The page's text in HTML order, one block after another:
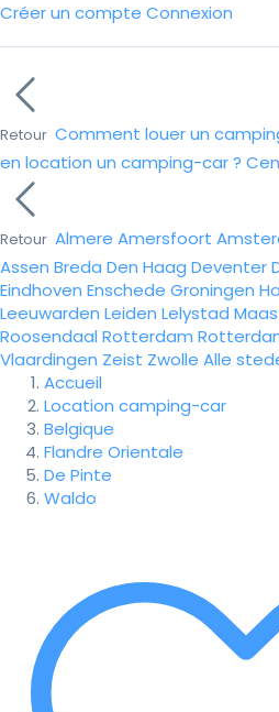
Créer un compte Connexion
Retour Comment louer un
en location un camping-car ?
Retour Almere Amersfoort
Assen Breda Den Haag Deventer
Eindhoven Enschede Groningen
Leeuwarden Leiden Lelystad
Roosendaal Rotterdam
Vlaardingen Zeist Zwolle Alle
Accueil
Location camping-car
Belgique
Flandre Orientale
De Pinte
Waldo